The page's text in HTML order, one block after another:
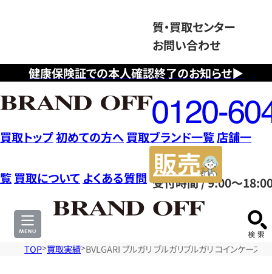
健康保険証での本人確認終了のお知らせ▶
質・買取センター
お問い合わせ
フ
リ
ー
ダ
イ
ヤ
ル
0120604117
受付時間 / 9:00～
買取トップ初めての方へ 買取ブランド一覧店舗一
覧 買取について よくある質問
サ
TOP 買取実績 BVLGARI ブルガリ ブルガリブルガリ コインケース